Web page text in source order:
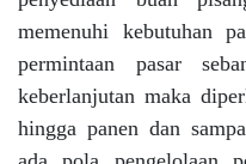
memenuhi kebutuhan
permintaan pasar
keberlanjutan maka
hingga panen dan